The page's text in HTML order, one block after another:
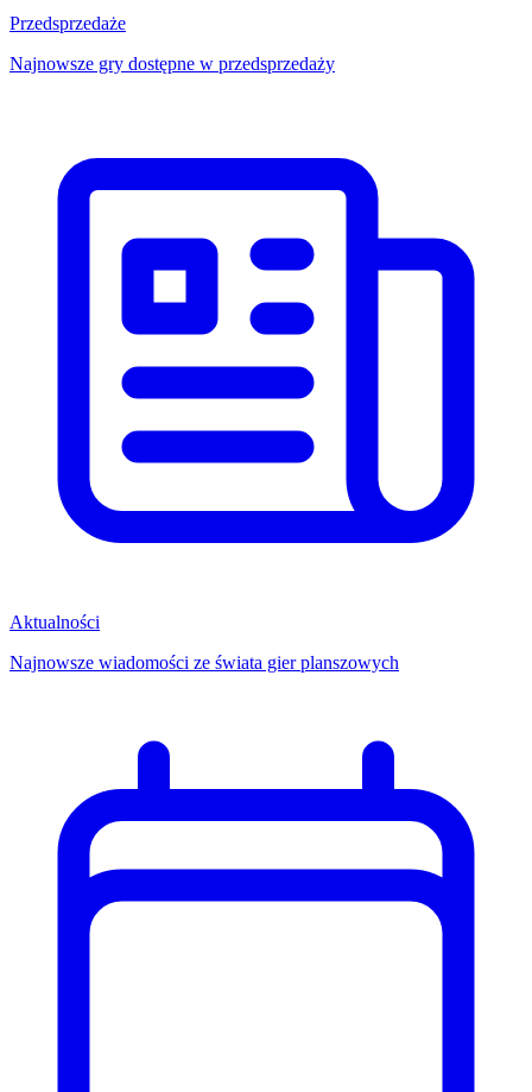
Przedsprzedaże
Najnowsze gry dostępne w przedsprzedaży
Aktualności
Najnowsze wiadomości ze świata gier planszowych